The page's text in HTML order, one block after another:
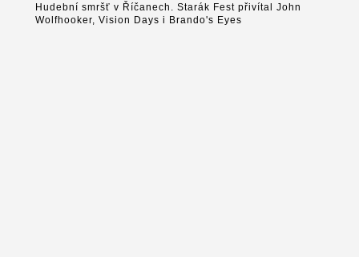
Hudební smršť v Říčanech. Starák Fest přivítal John
Wolfhooker, Vision Days i Brando's Eyes